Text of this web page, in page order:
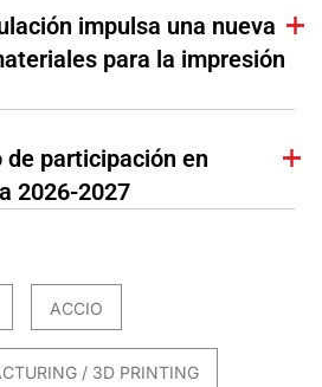
impulsa una nueva
para la impresión
participación en
2026-2027
ACCIO
/ 3D PRINTING